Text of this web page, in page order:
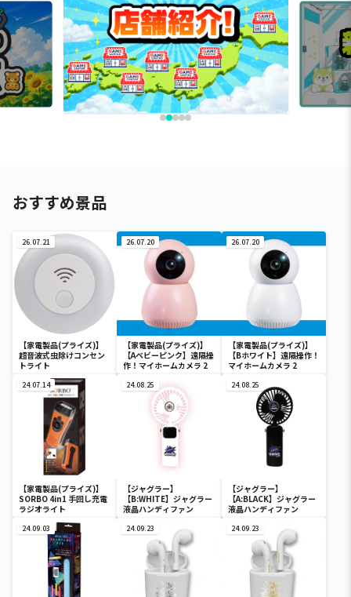
おすすめ景品
26.07.21
【家電製品(プライズ)】
超音波式虫除けコンセン
トライト
26.07.20
【家電製品(プライズ)】
【Aベビーピンク】遠隔操
作！マイホームカメラ 2
26.07.20
【家電製品(プライズ)】
【Bホワイト】遠隔操作！
マイホームカメラ 2
24.07.14
【家電製品(プライズ)】
SORBO 4in1 手回し充電
ラジオライト
24.08.25
【ジャグラー】
【B:WHITE】ジャグラー
液晶ハンディファン
24.08.25
【ジャグラー】
【A:BLACK】ジャグラー
液晶ハンディファン
24.09.03 24.09.23 24.09.23